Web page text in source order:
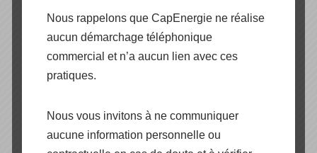
Nous rappelons que CapEnergie ne réalise
aucun démarchage téléphonique
commercial et n’a aucun lien avec ces
pratiques.
Nous vous invitons à ne communiquer
aucune information personnelle ou